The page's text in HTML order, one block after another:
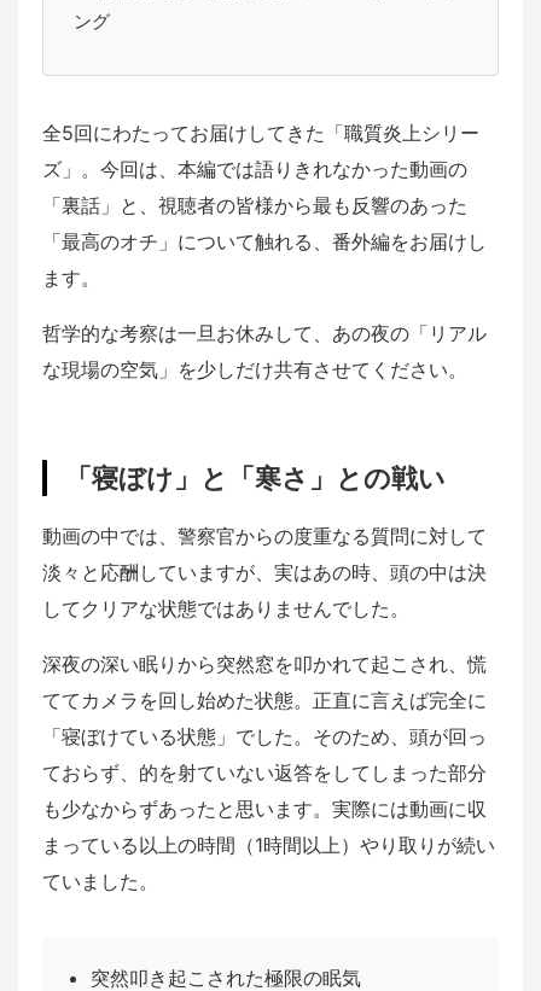
ング
全5回にわたってお届けしてきた「職質炎上シリー
ズ」。今回は、本編では語りきれなかった動画の
「裏話」と、視聴者の皆様から最も反響のあった
「最高のオチ」について触れる、番外編をお届けし
ます。
哲学的な考察は一旦お休みして、あの夜の「リアル
な現場の空気」を少しだけ共有させてください。
「寝ぼけ」と「寒さ」との戦い
動画の中では、警察官からの度重なる質問に対して
淡々と応酬していますが、実はあの時、頭の中は決
してクリアな状態ではありませんでした。
深夜の深い眠りから突然窓を叩かれて起こされ、慌
ててカメラを回し始めた状態。正直に言えば完全に
「寝ぼけている状態」でした。そのため、頭が回っ
ておらず、的を射ていない返答をしてしまった部分
も少なからずあったと思います。実際には動画に収
まっている以上の時間（1時間以上）やり取りが続い
ていました。
突然叩き起こされた極限の眠気